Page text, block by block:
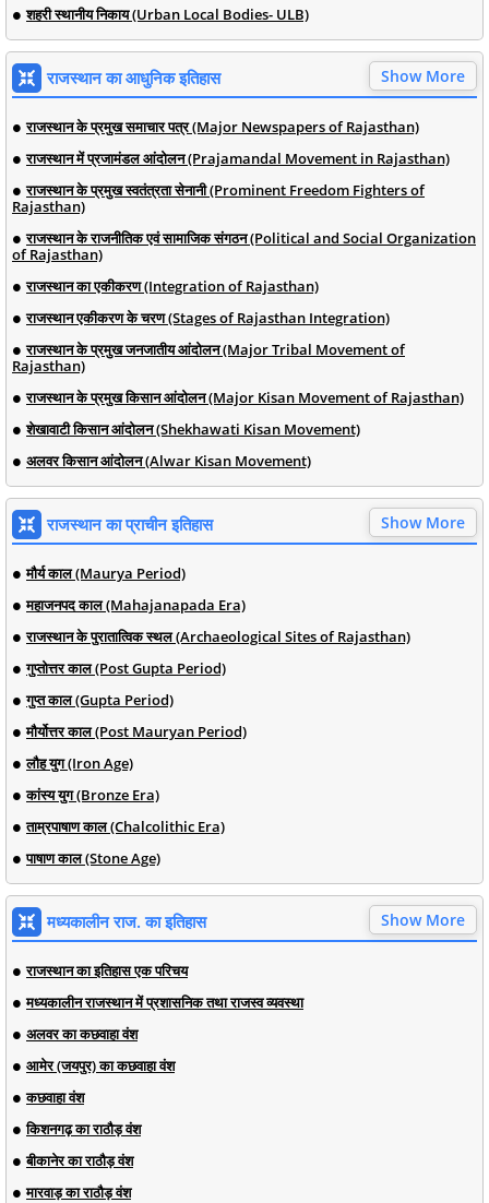
शहरी स्थानीय निकाय (Urban Local Bodies- ULB)
राजस्थान का आधुनिक इतिहास Show More
राजस्थान के प्रमुख समाचार पत्र (Major Newspapers of Rajasthan)
राजस्थान में प्रजामंडल आंदोलन (Prajamandal Movement in Rajasthan)
राजस्थान के प्रमुख स्वतंत्रता सेनानी (Prominent Freedom Fighters of
Rajasthan)
राजस्थान के राजनीतिक एवं सामाजिक संगठन (Political and Social Organization
of Rajasthan)
राजस्थान का एकीकरण (Integration of Rajasthan)
राजस्थान एकीकरण के चरण (Stages of Rajasthan Integration)
राजस्थान के प्रमुख जनजातीय आंदोलन (Major Tribal Movement of
Rajasthan)
राजस्थान के प्रमुख किसान आंदोलन (Major Kisan Movement of Rajasthan)
शेखावाटी किसान आंदोलन (Shekhawati Kisan Movement)
अलवर किसान आंदोलन (Alwar Kisan Movement)
राजस्थान का प्राचीन इतिहास Show More
मौर्य काल (Maurya Period)
महाजनपद काल (Mahajanapada Era)
राजस्थान के पुरातात्विक स्थल (Archaeological Sites of Rajasthan)
गुप्तोत्तर काल (Post Gupta Period)
गुप्त काल (Gupta Period)
मौर्योत्तर काल (Post Mauryan Period)
लौह युग (Iron Age)
कांस्य युग (Bronze Era)
ताम्रपाषाण काल (Chalcolithic Era)
पाषाण काल (Stone Age)
मध्यकालीन राज. का इतिहास Show More
राजस्थान का इतिहास एक परिचय
मध्यकालीन राजस्थान में प्रशासनिक तथा राजस्व व्यवस्था
अलवर का कछवाहा वंश
आमेर (जयपुर) का कछवाहा वंश
कछवाहा वंश
किशनगढ़ का राठौड़ वंश
बीकानेर का राठौड़ वंश
मारवाड़ का राठौड़ वंश